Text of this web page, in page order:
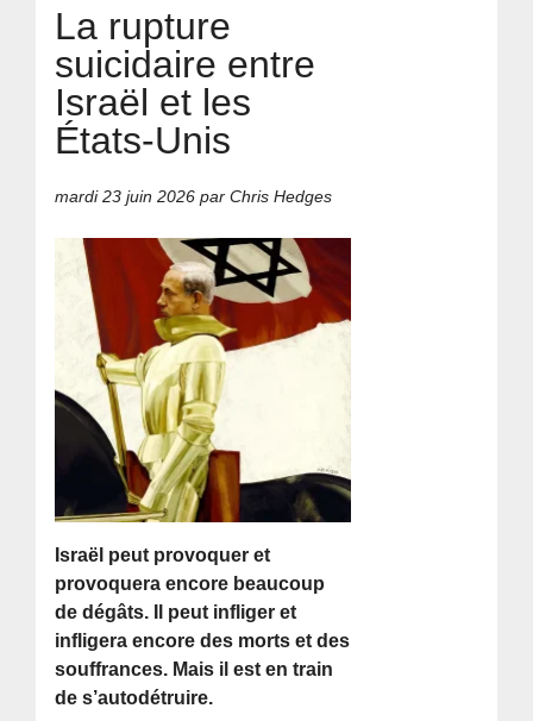
La rupture
suicidaire entre
Israël et les
États-Unis
mardi 23 juin 2026 par Chris Hedges
Israël peut provoquer et
provoquera encore beaucoup
de dégâts. Il peut infliger et
infligera encore des morts et des
souffrances. Mais il est en train
de s’autodétruire.